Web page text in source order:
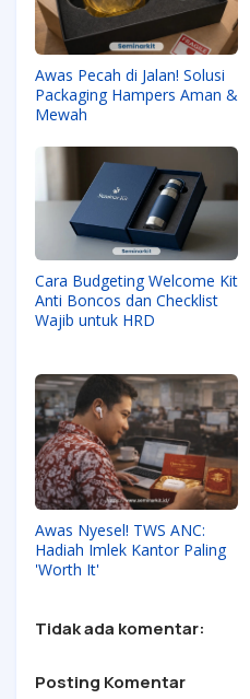
Awas Pecah di Jalan! Solusi
Packaging Hampers Aman &
Mewah
Cara Budgeting Welcome Kit
Anti Boncos dan Checklist
Wajib untuk HRD
Awas Nyesel! TWS ANC:
Hadiah Imlek Kantor Paling
'Worth It'
Tidak ada komentar:
Posting Komentar